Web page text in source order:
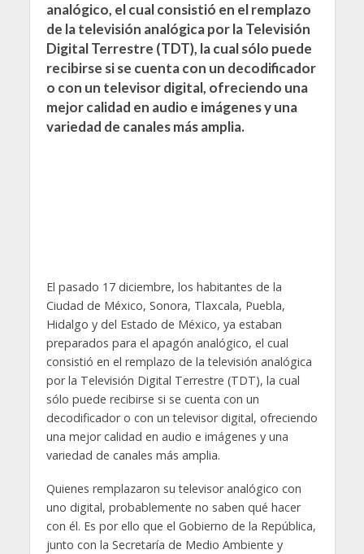
analógico, el cual consistió en el remplazo
de la televisión analógica por la Televisión
Digital Terrestre (TDT), la cual sólo puede
recibirse si se cuenta con un decodificador
o con un televisor digital, ofreciendo una
mejor calidad en audio e imágenes y una
variedad de canales más amplia.
El pasado 17 diciembre, los habitantes de la
Ciudad de México, Sonora, Tlaxcala, Puebla,
Hidalgo y del Estado de México, ya estaban
preparados para el apagón analógico, el cual
consistió en el remplazo de la televisión analógica
por la Televisión Digital Terrestre (TDT), la cual
sólo puede recibirse si se cuenta con un
decodificador o con un televisor digital, ofreciendo
una mejor calidad en audio e imágenes y una
variedad de canales más amplia.
Quienes remplazaron su televisor analógico con
uno digital, probablemente no saben qué hacer
con él. Es por ello que el Gobierno de la República,
junto con la Secretaría de Medio Ambiente y